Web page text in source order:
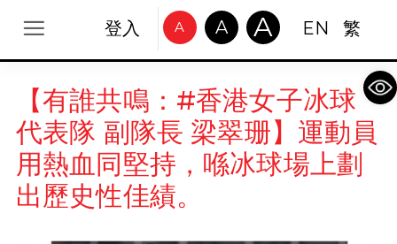
登入 A A A EN 繁
【有誰共鳴：#香港女子冰球
代表隊 副隊長 梁翠珊】運動員
用熱血同堅持，喺冰球場上劃
出歷史性佳績。